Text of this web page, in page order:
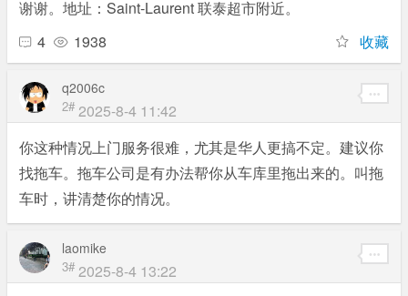
谢谢。地址：Saint-Laurent 联泰超市附近。
4
1938 收藏
q2006c
2# 2025-8-4 11:42
你这种情况上门服务很难，尤其是华人更搞不定。建议你
找拖车。拖车公司是有办法帮你从车库里拖出来的。叫拖
车时，讲清楚你的情况。
laomike
3# 2025-8-4 13:22